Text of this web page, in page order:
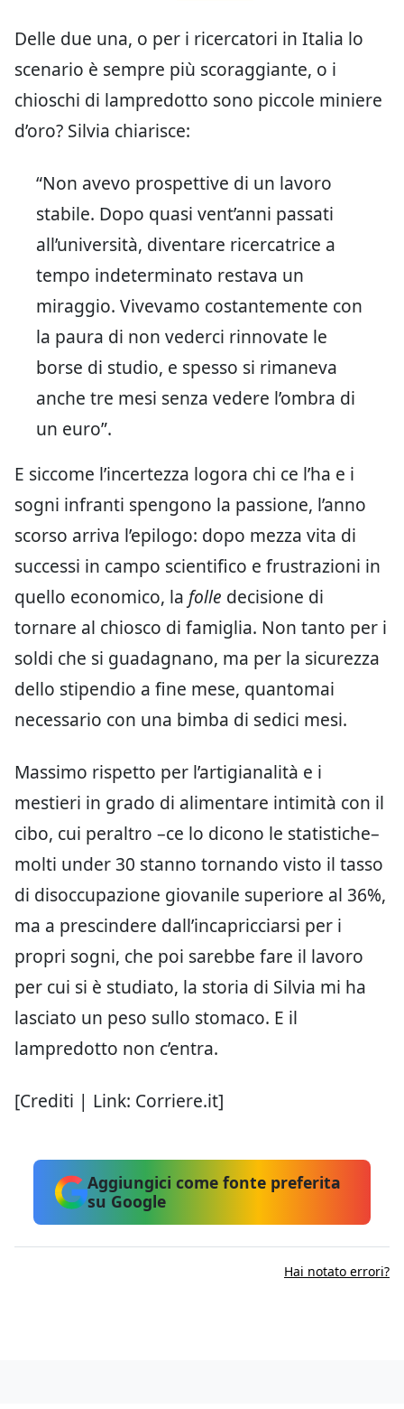
Delle due una, o per i ricercatori in Italia lo
scenario è sempre più scoraggiante, o i
chioschi di lampredotto sono piccole miniere
d’oro? Silvia chiarisce:
“Non avevo prospettive di un lavoro
stabile. Dopo quasi vent’anni passati
all’università, diventare ricercatrice a
tempo indeterminato restava un
miraggio. Vivevamo costantemente con
la paura di non vederci rinnovate le
borse di studio, e spesso si rimaneva
anche tre mesi senza vedere l’ombra di
un euro”.
E siccome l’incertezza logora chi ce l’ha e i
sogni infranti spengono la passione, l’anno
scorso arriva l’epilogo: dopo mezza vita di
successi in campo scientifico e frustrazioni in
quello economico, la folle decisione di
tornare al chiosco di famiglia. Non tanto per i
soldi che si guadagnano, ma per la sicurezza
dello stipendio a fine mese, quantomai
necessario con una bimba di sedici mesi.
Massimo rispetto per l’artigianalità e i
mestieri in grado di alimentare intimità con il
cibo, cui peraltro –ce lo dicono le statistiche–
molti under 30 stanno tornando visto il tasso
di disoccupazione giovanile superiore al 36%,
ma a prescindere dall’incapricciarsi per i
propri sogni, che poi sarebbe fare il lavoro
per cui si è studiato, la storia di Silvia mi ha
lasciato un peso sullo stomaco. E il
lampredotto non c’entra.
[Crediti | Link: Corriere.it]
Aggiungici come fonte preferita
su Google
Hai notato errori?